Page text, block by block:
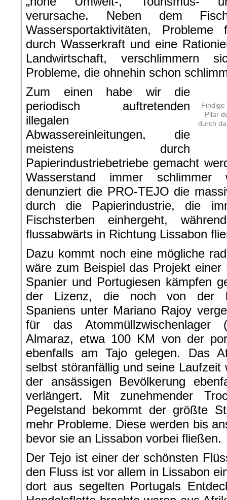
verursache. Neben dem
Wassersportaktivitäten,
durch Wasserkraft und eine
Landwirtschaft, verschlimmern
Probleme, die ohnehin schon
Findige
Pilar
durch
Zum einen habe wir die
periodisch auftretenden
illegalen
Abwassereinleitungen, die
meistens durch
Papierindustriebetriebe gemacht
Wasserstand immer schlimmer
denunziert die PRO-TEJO die
durch die Papierindustrie, die
Fischsterben einhergeht,
flussabwärts in Richtung Lissabon
Dazu kommt noch eine mögliche
wäre zum Beispiel das Projekt einer
Spanier und Portugiesen kämpfen
der Lizenz, die noch von der
Spaniens unter Mariano Rajoy
für das Atommüllzwischenlager
Almaraz, etwa 100 KM von der
ebenfalls am Tajo gelegen. Das
selbst störanfällig und seine
der ansässigen Bevölkerung
verlängert. Mit zunehmender
Pegelstand bekommt der größte
mehr Probleme. Diese werden bis
bevor sie an Lissabon vorbei fließen.
Der Tejo ist einer der schönsten
den Fluss ist vor allem in Lissabon
dort aus segelten Portugals